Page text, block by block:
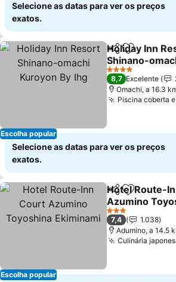
Selecione as datas para ver os preços
exatos.
Escolha popular
PartilharAdicionar
Holiday Inn
Shinano-
By Ihg
Ver preços
4 Estrelas
8,7 Excelente
Omachi, a 16.3
Piscina coberta
Selecione as datas para ver os preços
exatos.
Escolha popular
PartilharAdicionar
Hotel Route-
Azumino
Ekiminami
Ver preços
3 Estrelas
7,4
1.038
Adumino, a 14.5
Culinária